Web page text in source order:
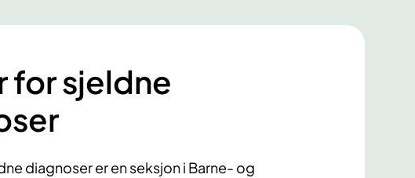
for sjeldne
diagnoser er en seksjon i Barne- og